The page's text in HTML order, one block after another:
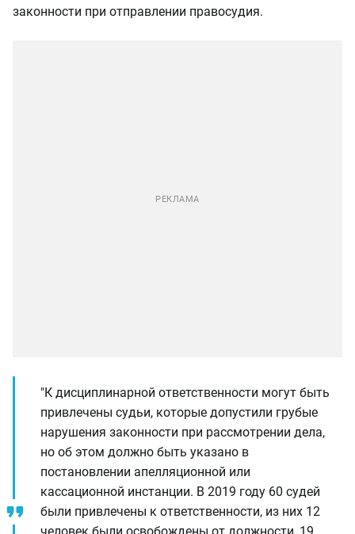
законности при отправлении правосудия.
"К дисциплинарной ответственности могут быть
привлечены судьи, которые допустили грубые
нарушения законности при рассмотрении дела,
но об этом должно быть указано в
постановлении апелляционной или
кассационной инстанции. В 2019 году 60 судей
были привлечены к ответственности, из них 12